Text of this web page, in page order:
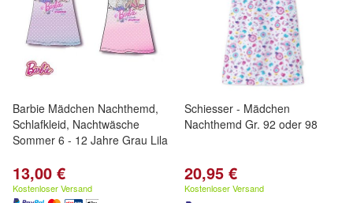
Barbie Mädchen Nachthemd,
Schlafkleid, Nachtwäsche
Sommer 6 - 12 Jahre Grau Lila
13,00 €
Kostenloser Versand
Schiesser - Mädchen
Nachthemd Gr. 92 oder 98
20,95 €
Kostenloser Versand